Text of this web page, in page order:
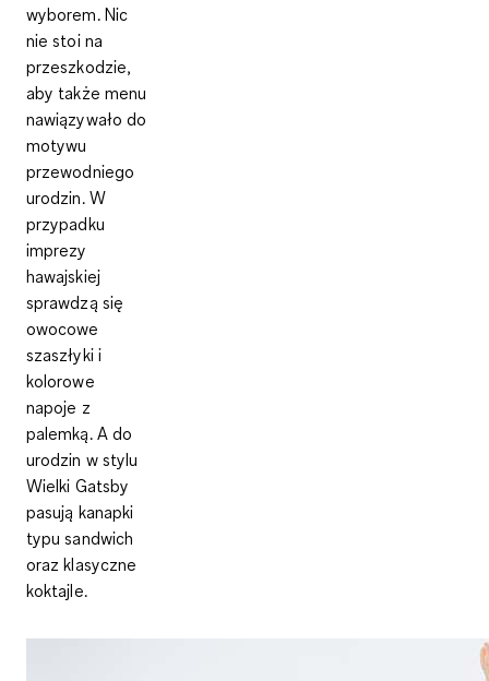
wyborem. Nic
nie stoi na
przeszkodzie,
aby także menu
nawiązywało do
motywu
przewodniego
urodzin. W
przypadku
imprezy
hawajskiej
sprawdzą się
owocowe
szaszłyki i
kolorowe
napoje z
palemką. A do
urodzin w stylu
Wielki Gatsby
pasują kanapki
typu sandwich
oraz klasyczne
koktajle.